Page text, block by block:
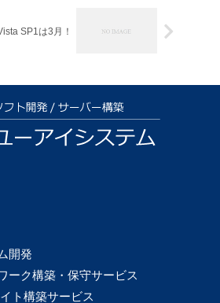
SP1は3月！
開発
ーク構築・保守サービス
ト構築サービス